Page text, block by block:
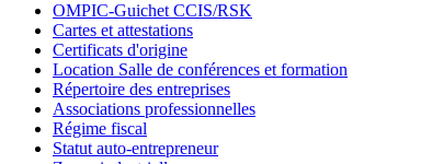
OMPIC-Guichet CCIS/RSK
Cartes et attestations
Certificats d'origine
Location Salle de conférences et formation
Répertoire des entreprises
Associations professionnelles
Régime fiscal
Statut auto-entrepreneur